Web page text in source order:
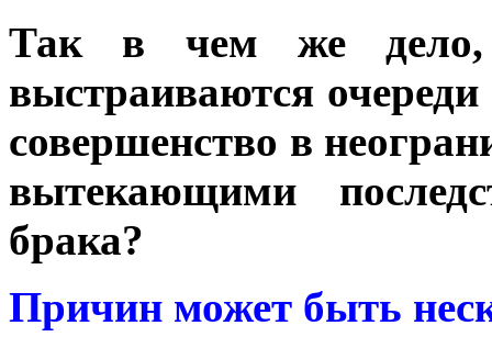
Так в чем же
выстраиваются
совершенство в
вытекающими
брака?
Причин может быть